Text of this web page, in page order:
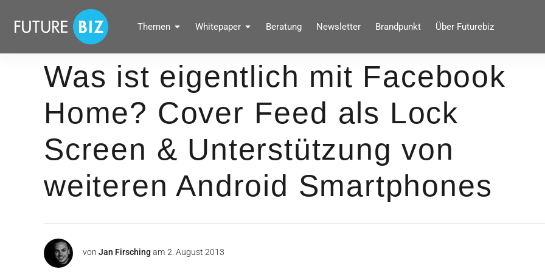
überspringen
FUTUREBIZ
Social Media Marketing Blog für Unternehmen by BRANDPUNKT
Themen Whitepaper Beratung Newsletter Brandpunkt Über Futurebiz
Was ist eigentlich mit Facebook
Home? Cover Feed als Lock
Screen & Unterstützung von
weiteren Android Smartphones
von Jan Firsching am 2. August 2013